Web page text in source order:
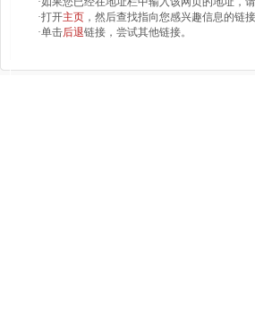
·打开主页 ，然后查找指向您感兴趣信息的链接
·单击后退链接，尝试其他链接。